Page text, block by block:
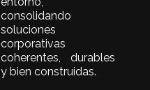
organizacional y al
entorno,
consolidando
soluciones
corporativas
coherentes, durables